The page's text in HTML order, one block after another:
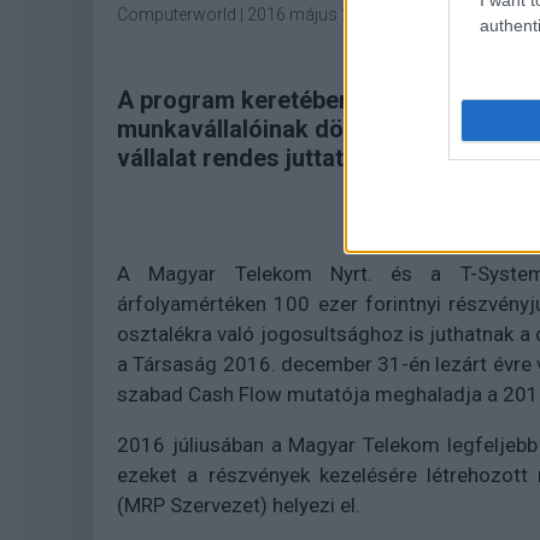
Computerworld 2016 május 2. 15:18
A program keretében a Magyar
munkavállalóinak döntő többsége
vállalat rendes juttatási csomagján
A Magyar Telekom Nyrt. és a T-
árfolyamértéken 100 ezer forintnyi
osztalékra való jogosultsághoz is juthatnak
a Társaság 2016. december 31-én lezárt
szabad Cash Flow mutatója meghaladja a
2016 júliusában a Magyar Telekom
ezeket a részvények kezelésére
(MRP Szervezet) helyezi el.